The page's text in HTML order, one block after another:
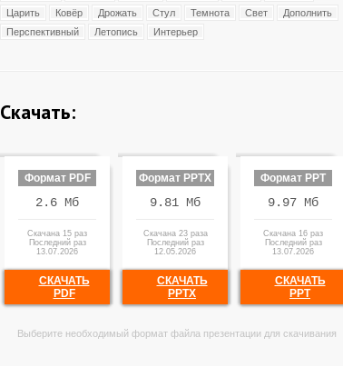
Царить
Ковёр Дрожать Стул Темнота Свет
Дополнить
Перспективный
Летопись Интерьер
Скачать:
Формат PDF
2.6 Мб
Скачана 15 раз
Последний раз
13.07.2026
СКАЧАТЬ
PDF
Формат PPTX
9.81 Мб
Скачана 23 раза
Последний раз
12.05.2026
СКАЧАТЬ
PPTX
Формат PPT
9.97 Мб
Скачана 16 раз
Последний раз
13.07.2026
СКАЧАТЬ
PPT
Выберите необходимый формат файла презентации для скачивания